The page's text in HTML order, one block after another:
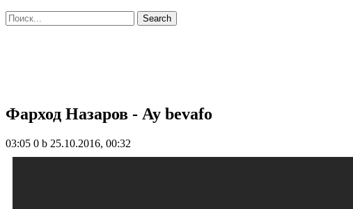
Фарход Назаров - Ay bevafo
03:05 0 b 25.10.2016, 00:32